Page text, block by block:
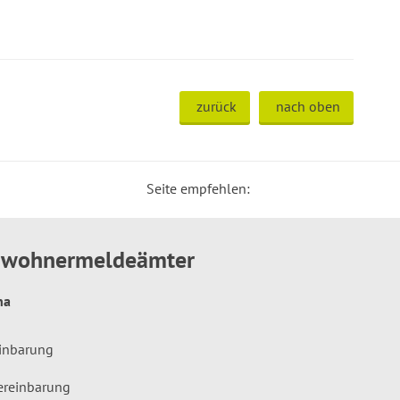
zurück nach oben
Seite empfehlen: